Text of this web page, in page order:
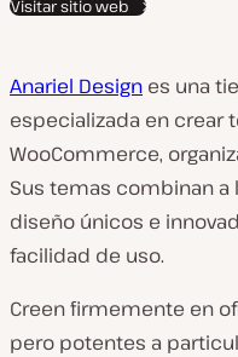
Visitar sitio web
Anariel Design es una
especializada en crear
WooCommerce,
Sus temas combinan
diseño únicos e
facilidad de uso.
Creen firmemente en
pero potentes a